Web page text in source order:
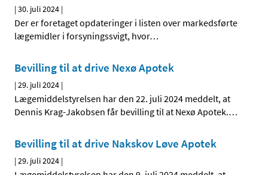
|30. juli 2024 |
Der er foretaget opdateringer i listen over markedsførte
lægemidler i forsyningssvigt, hvor…
Bevilling til at drive Nexø Apotek
|29. juli 2024 |
Lægemiddelstyrelsen har den 22. juli 2024 meddelt, at
Dennis Krag-Jakobsen får bevilling til at Nexø Apotek.…
Bevilling til at drive Nakskov Løve Apotek
|29. juli 2024 |